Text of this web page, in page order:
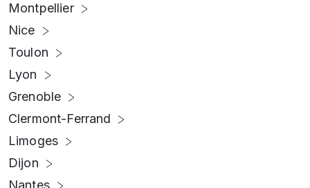
Montpellier
Nice
Toulon
Lyon
Grenoble
Clermont-Ferrand
Limoges
Dijon
Nantes